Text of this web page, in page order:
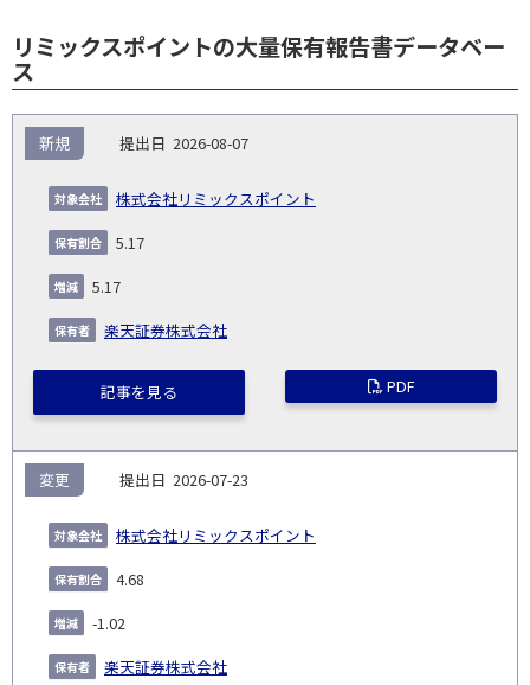
リミックスポイントの大量保有報告書データベー
ス
NO.
告
義
務
発
生
日
出
コー
象
業
種
2026-08-07
株式会社リミックスポイント
新規
5.17
5.17
楽天証券株式会社
記事を見る PDF
2026-07-23
株式会社リミックスポイント
変更
4.68
-1.02
楽天証券株式会社